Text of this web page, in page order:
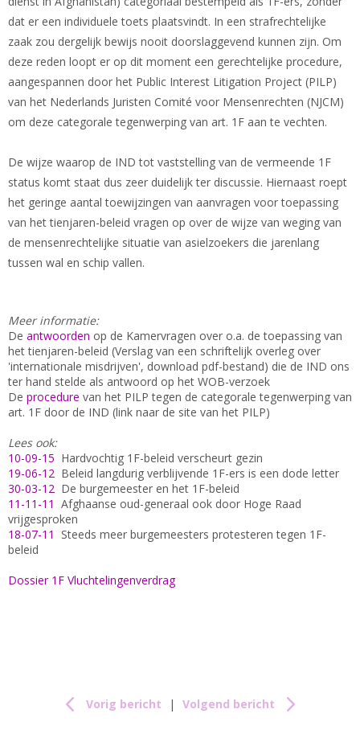
dat er een individuele toets plaatsvindt. In een strafrechtelijke
zaak zou dergelijk bewijs nooit doorslaggevend kunnen zijn. Om
deze reden loopt er op dit moment een gerechtelijke procedure,
aangespannen door het Public Interest Litigation Project (PILP)
van het Nederlands Juristen Comité voor Mensenrechten (NJCM)
om deze categorale tegenwerping van art. 1F aan te vechten.
De wijze waarop de IND tot vaststelling van de vermeende 1F
status komt staat dus zeer duidelijk ter discussie. Hiernaast roept
het geringe aantal toewijzingen van aanvragen voor toepassing
van het tienjaren-beleid vragen op over de wijze van weging van
de mensenrechtelijke situatie van asielzoekers die jarenlang
tussen wal en schip vallen.
Meer informatie:
De antwoorden op de Kamervragen over o.a. de toepassing van
het tienjaren-beleid (Verslag van een schriftelijk overleg over
'internationale misdrijven', download pdf-bestand) die de IND ons
ter hand stelde als antwoord op het WOB-verzoek
De procedure van het PILP tegen de categorale tegenwerping van
art. 1F door de IND (link naar de site van het PILP)
Lees ook:
10-09-15 Hardvochtig 1F-beleid verscheurt gezin
19-06-12 Beleid langdurig verblijvende 1F-ers is een dode letter
30-03-12 De burgemeester en het 1F-beleid
11-11-11 Afghaanse oud-generaal ook door Hoge Raad
vrijgesproken
18-07-11
Steeds meer burgemeesters protesteren tegen 1F-
beleid
Dossier 1F Vluchtelingenverdrag
Vorig bericht | Volgend bericht